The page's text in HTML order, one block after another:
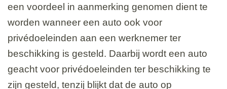
een voordeel in aanmerking genomen dient te
worden wanneer een auto ook voor
privédoeleinden aan een werknemer ter
beschikking is gesteld. Daarbij wordt een auto
geacht voor privédoeleinden ter beschikking te
zijn gesteld, tenzij blijkt dat de auto op